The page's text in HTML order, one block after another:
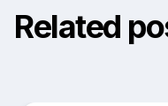
Related